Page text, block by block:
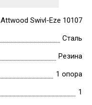
Attwood Swivl-Eze 10107
Сталь
Резина
1 опора
1